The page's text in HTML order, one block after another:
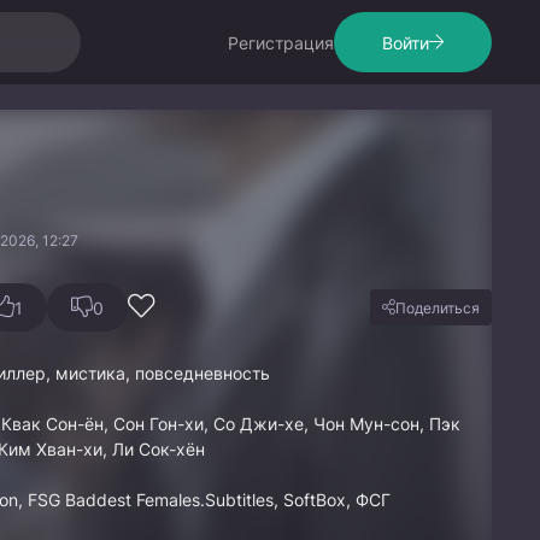
Регистрация Войти
12:27
1 0 Поделиться
мистика, повседневность
Сон-ён, Сон Гон-хи, Со Джи-хе, Чон Мун-сон, Пэк
Хван-хи, Ли Сок-хён
FSG Baddest Females.Subtitles, SoftBox, ФСГ